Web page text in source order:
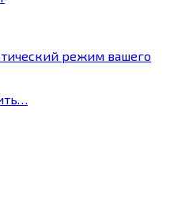
режим вашего